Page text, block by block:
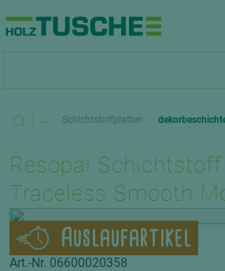
... Schichtstoffplatten
Resopal
Traceless Smooth
Auslaufartikel
Art.-Nr. 06600020358